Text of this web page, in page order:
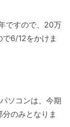
ですので、20万
6/12をかけま
ソコンは、今期
のみとなりま